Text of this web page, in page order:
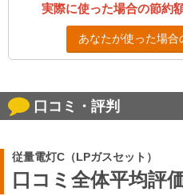
実際に使った場合の節約
あなたが使った場
口コミ・評判
従量電灯C（LPガスセット）
口コミ全体平均評